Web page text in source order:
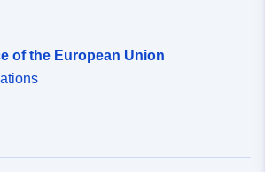
of the European Union